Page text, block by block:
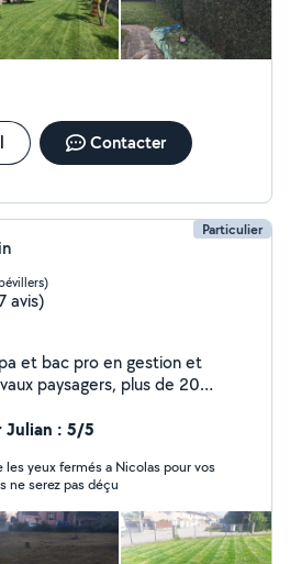
Contacter
Particulier
avis)
et
paysagers, plus de 20
Ma priorité : que les voisins
de mon travail.
Julian : 5/5
yeux fermés a Nicolas pour vos
ne serez pas déçu